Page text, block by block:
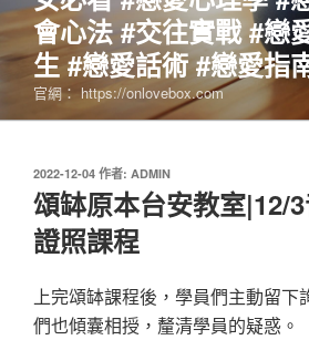
會心法 #交往實戰 #戀
生 #戀愛話術 #戀愛指
官網： https://onlovebox.com
發
佈
於
2022-12-04 作者: ADMIN
頌缽原本台安教室|12/
證照課程
上完頌缽課程後，學員們主動留下
們也傾囊相授，釐清學員的疑惑。